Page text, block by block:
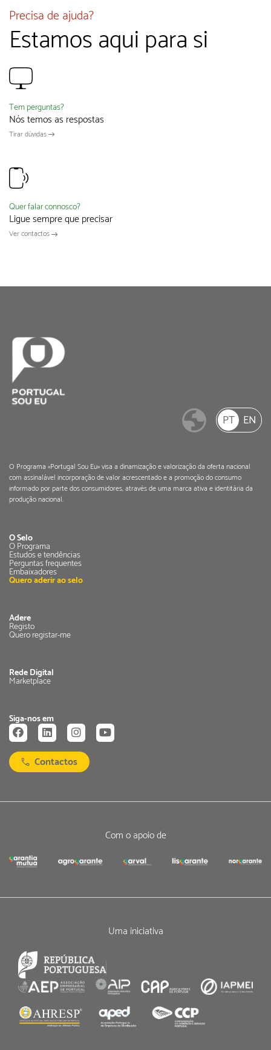
Precisa de ajuda?
Estamos aqui para si
Tem perguntas?
Nós temos as respostas
Tirar dúvidas
Quer falar connosco?
Ligue sempre que precisar
Ver contactos
PT EN
O Programa «Portugal Sou Eu» visa a dinamização e valorização da oferta nacional
com assinalável incorporação de valor acrescentado e a promoção do consumo
informado por parte dos consumidores, através de uma marca ativa e identitária da
produção nacional.
O Selo
O Programa
Estudos e tendências
Perguntas frequentes
Embaixadores
Quero aderir ao selo
Adere
Registo
Quero registar-me
Rede Digital
Marketplace
Siga-nos em
Contactos
Com o apoio de
Uma iniciativa